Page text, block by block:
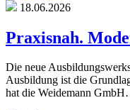
18.06.2026
Praxisnah.
Die neue
Ausbildung ist die
hat die Weidemann